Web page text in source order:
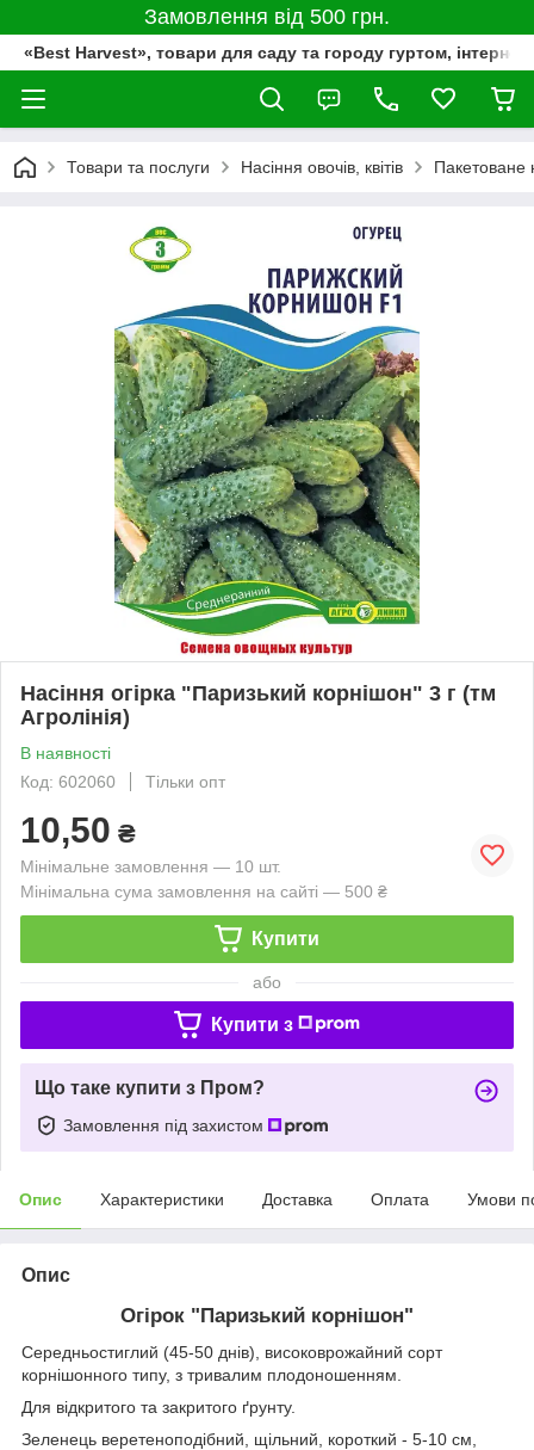
Замовлення від 500 грн.
«Best Harvest», товари для саду та городу гуртом,
Товари та послуги Насіння овочів, квітів Пакетоване
Насіння огірка "Паризький корнішон" 3 г (тм
Агролінія)
В наявності
Код: 602060
Тільки опт
10,50 ₴
Мінімальне замовлення — 10 шт.
Мінімальна сума замовлення на сайті — 500 ₴
Купити
або
Купити з
Що таке купити з Пром?
Замовлення під захистом
Опис Характеристики Доставка Оплата Умови
Опис
Огірок "Паризький корнішон"
Середньостиглий (45-50 днів), високоврожайний сорт
корнішонного типу, з тривалим плодоношенням.
Для відкритого та закритого ґрунту.
Зеленець веретеноподібний, щільний, короткий - 5-10 см,